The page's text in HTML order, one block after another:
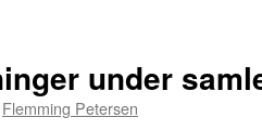
under
Flemming Petersen